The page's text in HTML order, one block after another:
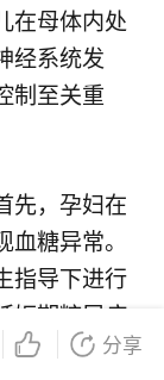
在母体内处
经系统发
制至关重
先，孕妇在
糖异常。
指导下进行
娠期糖尿病
、高纤维的
分享